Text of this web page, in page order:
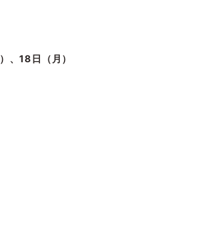
）、18日（月）